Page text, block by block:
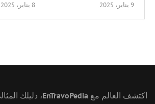
9 يناير، 2025 8 يناير، 2025
اكتشف العالم مع EnTravoPedia، دليلك